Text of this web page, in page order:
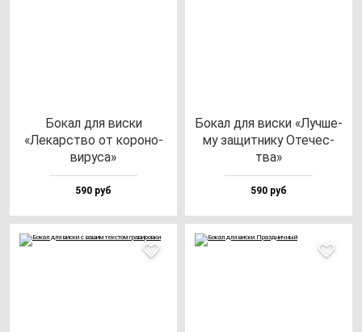
Бокал для вис­ки
«Лекарс­тво от ко­ро­но­
ви­ру­са»
590 руб
Бокал для вис­ки «Луч­ше­
му за­щит­ни­ку Оте­чес­
тва»
590 руб